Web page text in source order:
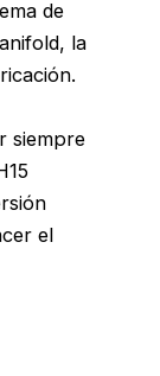
de
la
siempre
el